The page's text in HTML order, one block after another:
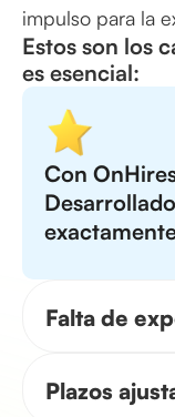
impulso para la
Estos son los
es esencial:
Con
Falta de
necesarios y
Plazos